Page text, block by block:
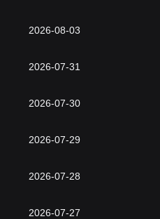
2026-08-03
2026-07-31
2026-07-30
2026-07-29
2026-07-28
2026-07-27